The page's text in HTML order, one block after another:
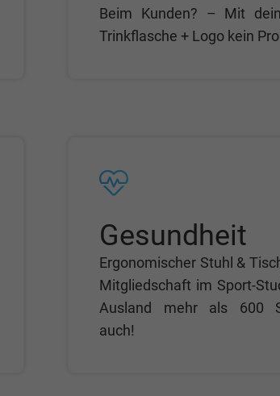
Beim Kunden? – Mit
Trinkflasche + Logo kein
Gesundheit
Ergonomischer Stuhl &
Mitgliedschaft im Sport-
Ausland mehr als 600
auch!